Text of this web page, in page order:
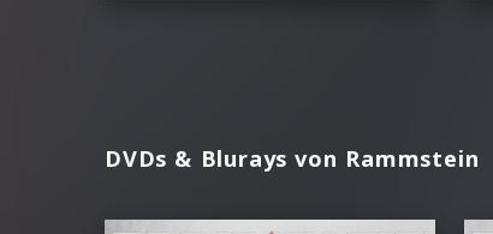
DVDs & Blurays von Rammstein